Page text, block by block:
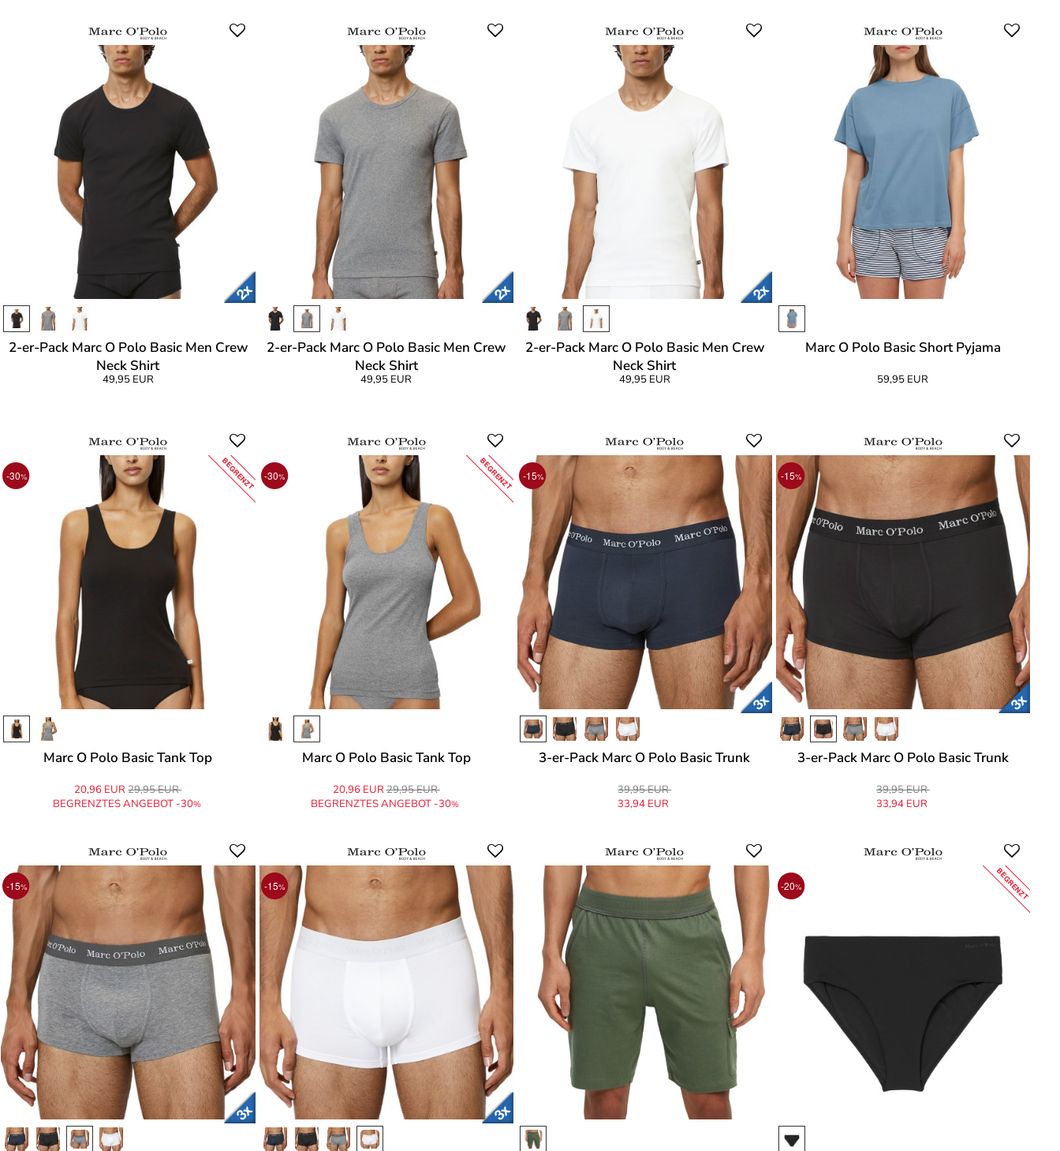
2-er-Pack Marc O Polo Basic Men Crew
Neck Shirt
49,95 EUR
2-er-Pack Marc O Polo Basic Men Crew
Neck Shirt
49,95 EUR
2-er-Pack Marc O Polo Basic Men Crew
Neck Shirt
49,95 EUR
Marc O Polo Basic Short Pyjama
59,95 EUR
-30% BEGRENZT
Marc O Polo Basic Tank Top
20,96 EUR29,95 EUR
BEGRENZTES ANGEBOT -30%
-30% BEGRENZT
Marc O Polo Basic Tank Top
20,96 EUR29,95 EUR
BEGRENZTES ANGEBOT -30%
-15%
3-er-Pack Marc O Polo Basic Trunk
39,95 EUR
33,94 EUR
-15%
3-er-Pack Marc O Polo Basic Trunk
39,95 EUR
33,94 EUR
-15% -15% -20% BEGRENZT